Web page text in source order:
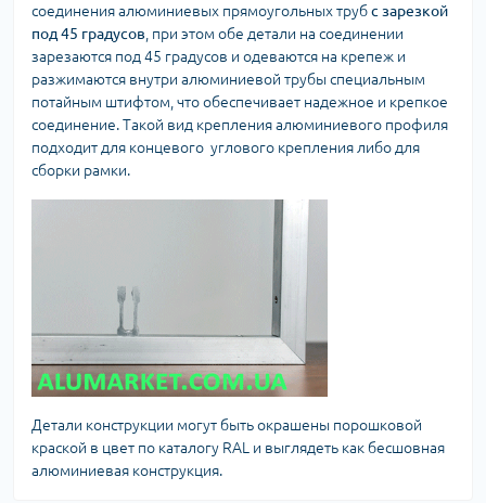
соединения алюминиевых прямоугольных трубс зарезкой
под 45 градусов , при этом обе детали на соединении
зарезаются под 45 градусов и одеваются на крепеж и
разжимаются внутри алюминиевой трубы специальным
потайным штифтом, что обеспечивает надежное и крепкое
соединение. Такой вид крепления алюминиевого профиля
подходит для концевого углового крепления либо для
сборки рамки.
Детали конструкции могут быть окрашены порошковой
краской в цвет по каталогу RAL и выглядеть как бесшовная
алюминиевая конструкция.